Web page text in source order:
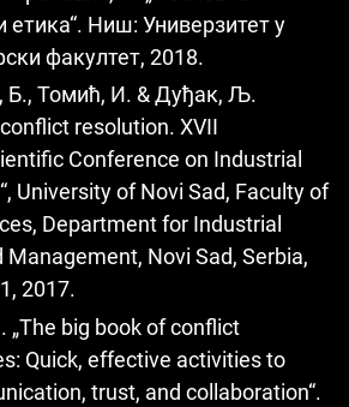
етика“. Ниш: Универзитет у
факултет, 2018.
Б., Томић, И. & Дуђак, Љ.
resolution. XVII
Conference on Industrial
University of Novi Sad, Faculty of
Department for Industrial
Management, Novi Sad, Serbia,
2017.
„The big book of conflict
Quick, effective activities to
trust, and collaboration“.